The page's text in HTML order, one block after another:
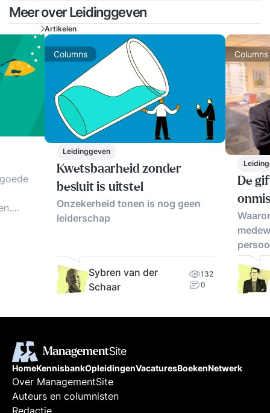
Meer over Leidinggeven
Artikelen
Columns
Leidinggeven
Kwetsbaarheid zonder
besluit is uitstel
Onzekerheid tonen is nog geen
leiderschap
Sybren van der
Schaar
132
0
Columns
De
HomeKennisbankOpleidingenVacaturesBoekenNetwerk
Over ManagementSite
Auteurs en columnisten
Redactie